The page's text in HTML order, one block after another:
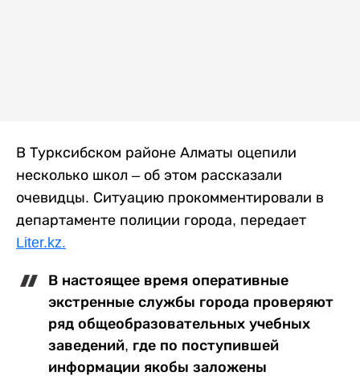
В Турксибском районе Алматы оцепили
несколько школ – об этом рассказали
очевидцы. Ситуацию прокомментировали в
департаменте полиции города, передает
Liter.kz.
В настоящее время оперативные
экстренные службы города проверяют
ряд общеобразовательных учебных
заведений, где по поступившей
информации якобы заложены